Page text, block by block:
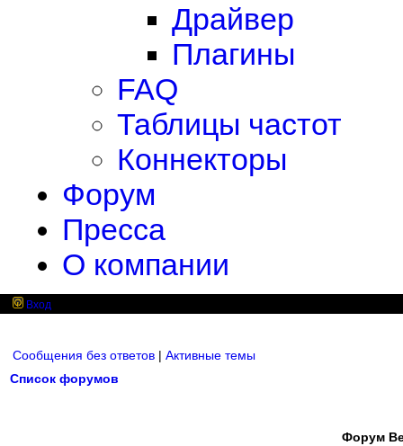
Драйвер
Плагины
FAQ
Таблицы частот
Коннекторы
Форум
Пресса
О компании
Вход
Сообщения без ответов | Активные темы
Список форумов
Форум